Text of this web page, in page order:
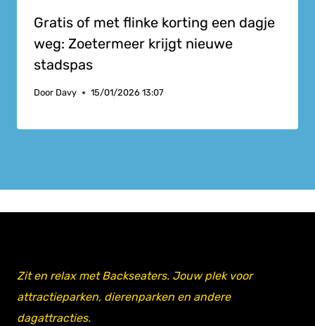
Gratis of met flinke korting een dagje
weg: Zoetermeer krijgt nieuwe
stadspas
Door Davy 15/01/2026 13:07
Zit en relax met Backseaters. Jouw plek voor
attractieparken, dierenparken en andere
dagattracties.